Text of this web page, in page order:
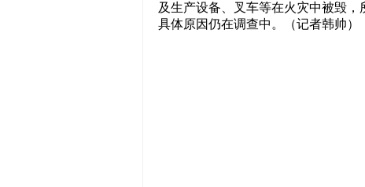
及生产设备、叉车等在火灾中被毁
具体原因仍在调查中。（记者韩帅）